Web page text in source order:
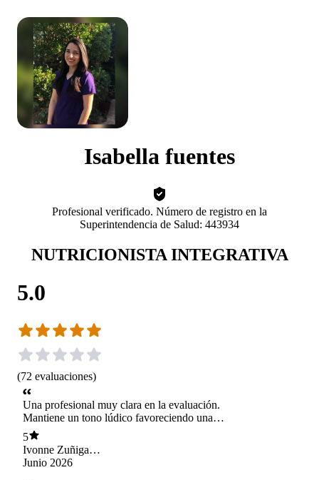
Isabella fuentes
Profesional verificado. Número de registro en la
Superintendencia de Salud: 443934
NUTRICIONISTA INTEGRATIVA
5.0
(72 evaluaciones)
Una profesional muy clara en la evaluación.
Mantiene un tono lúdico favoreciendo una
participación más cómoda del niño.
5
Ivonne Zuñiga
Henriquez
Junio 2026